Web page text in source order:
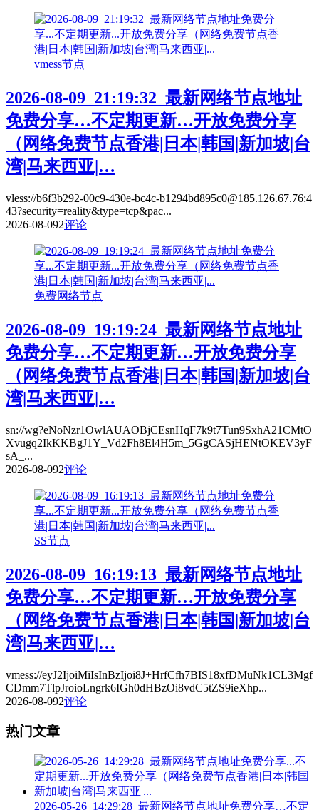
vmess节点
2026-08-09_21:19:32_最新网络节点地址
免费分享…不定期更新…开放免费分享
（网络免费节点香港|日本|韩国|新加坡|台
湾|马来西亚|…
vless://b6f3b292-00c9-430e-bc4c-b1294bd895c0@185.126.67.76:4
43?security=reality&type=tcp&pac...
2026-08-092评论
免费网络节点
2026-08-09_19:19:24_最新网络节点地址
免费分享…不定期更新…开放免费分享
（网络免费节点香港|日本|韩国|新加坡|台
湾|马来西亚|…
sn://wg?eNoNzr1OwlAUAOBjCEsnHqF7k9t7Tun9SxhA21CMtO
Xvugq2IkKKBgJ1Y_Vd2Fh8El4H5m_5GgCASjHENtOKEV3yF
sA_...
2026-08-092评论
SS节点
2026-08-09_16:19:13_最新网络节点地址
免费分享…不定期更新…开放免费分享
（网络免费节点香港|日本|韩国|新加坡|台
湾|马来西亚|…
vmess://eyJ2IjoiMiIsInBzIjoi8J+HrfCfh7BIS18xfDMuNk1CL3Mgf
CDmm7TlpJroioLngrk6IGh0dHBzOi8vdC5tZS9ieXhp...
2026-08-092评论
热门文章
2026-05-26_14:29:28_最新网络节点地址免费分享…不定